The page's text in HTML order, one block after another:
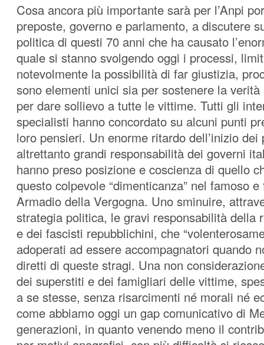
Cosa ancora più importante sarà per l’Anpi
preposte, governo e parlamento, a discutere
politica di questi 70 anni che ha causato
quale si stanno svolgendo oggi i processi,
notevolmente la possibilità di far giustizia,
sono elementi unici sia per sostenere la
per dare sollievo a tutte le vittime. Tutti gli
specialisti hanno concordato su alcuni punti
loro pensieri. Un enorme ritardo dell’inizio dei
altrettanto grandi responsabilità dei governi
hanno preso posizione e coscienza di quello
questo colpevole “dimenticanza” nel famoso
Armadio della Vergogna. Uno sminuire,
strategia politica, le gravi responsabilità della
e dei fascisti repubblichini, che
adoperati ad essere accompagnatori quando
diretti di queste stragi. Una non
dei superstiti e dei famigliari delle vittime,
a se stesse, senza risarcimenti né morali né
come abbiamo oggi un gap comunicativo di
generazioni, in quanto venendo meno il